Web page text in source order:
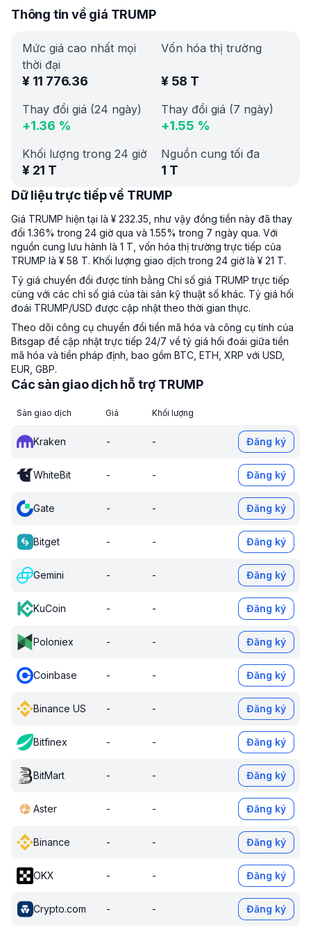
Thông tin về giá TRUMP
Mức giá cao nhất mọi
thời đại
¥ 11 776.36
Vốn hóa thị trường
¥ 58 T
Thay đổi giá (24 ngày)
+1.36 %
Thay đổi giá (7 ngày)
+1.55 %
Khối lượng trong 24 giờ
¥ 21 T
Nguồn cung tối đa
1 T
Dữ liệu trực tiếp về TRUMP
Giá TRUMP hiện tại là ¥ 232.35, như vậy đồng tiền này đã thay
đổi 1.36% trong 24 giờ qua và 1.55% trong 7 ngày qua. Với
nguồn cung lưu hành là 1 T, vốn hóa thị trường trực tiếp của
TRUMP là ¥ 58 T. Khối lượng giao dịch trong 24 giờ là ¥ 21 T.
Tỷ giá chuyển đổi được tính bằng Chỉ số giá TRUMP trực tiếp
cùng với các chỉ số giá của tài sản kỹ thuật số khác. Tỷ giá hối
đoái TRUMP/USD được cập nhật theo thời gian thực.
Theo dõi công cụ chuyển đổi tiền mã hóa và công cụ tính của
Bitsgap để cập nhật trực tiếp 24/7 về tỷ giá hối đoái giữa tiền
mã hóa và tiền pháp định, bao gồm BTC, ETH, XRP với USD,
EUR, GBP.
Các sàn giao dịch hỗ trợ TRUMP
Sàn giao dịch Giá Khối lượng
Kraken - - Đăng ký
WhiteBit - - Đăng ký
Gate - - Đăng ký
Bitget - - Đăng ký
Gemini - - Đăng ký
KuCoin - - Đăng ký
Poloniex - - Đăng ký
Coinbase - - Đăng ký
Binance US - - Đăng ký
Bitfinex - - Đăng ký
BitMart - - Đăng ký
Aster - - Đăng ký
Binance - - Đăng ký
OKX - - Đăng ký
Crypto.com - - Đăng ký